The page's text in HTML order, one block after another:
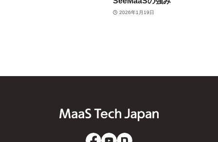
2026年1月19日